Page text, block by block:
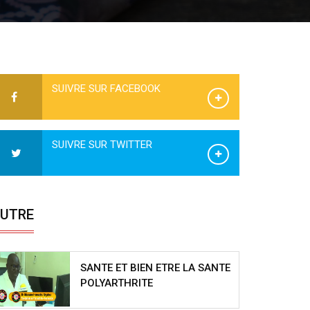
SUIVRE SUR FACEBOOK
SUIVRE SUR TWITTER
SANTE ET BIEN ETRE LA SANTE
POLYARTHRITE